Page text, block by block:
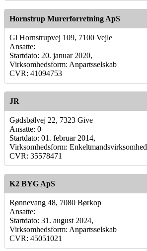
Hornstrup Murerforretning ApS
Gl Hornstrupvej 109, 7100 Vejle
Ansatte:
Startdato: 20. januar 2020,
Virksomhedsform: Anpartsselskab
CVR: 41094753
JR
Gødsbølvej 22, 7323 Give
Ansatte: 0
Startdato: 01. februar 2014,
Virksomhedsform: Enkeltmandsvirksomhed
CVR: 35578471
K2 BYG ApS
Rønnevang 48, 7080 Børkop
Ansatte:
Startdato: 31. august 2024,
Virksomhedsform: Anpartsselskab
CVR: 45051021